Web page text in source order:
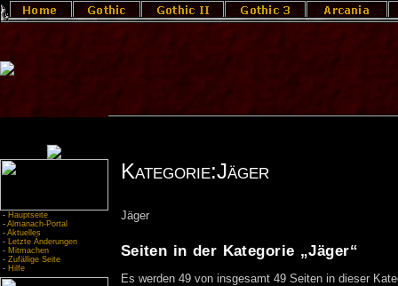
- Hauptseite
- Almanach-Portal
- Aktuelles
- Letzte Änderungen
- Mitmachen
- Zufällige Seite
- Hilfe
Kategorie:Jäger
Jäger
Seiten in der Kategorie „Jäger“
Es werden 49 von insgesamt 49 Seiten in dieser